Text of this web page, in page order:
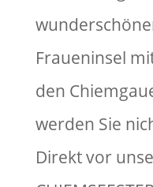
Fraueninsel
den
werden Sie
Direkt vor